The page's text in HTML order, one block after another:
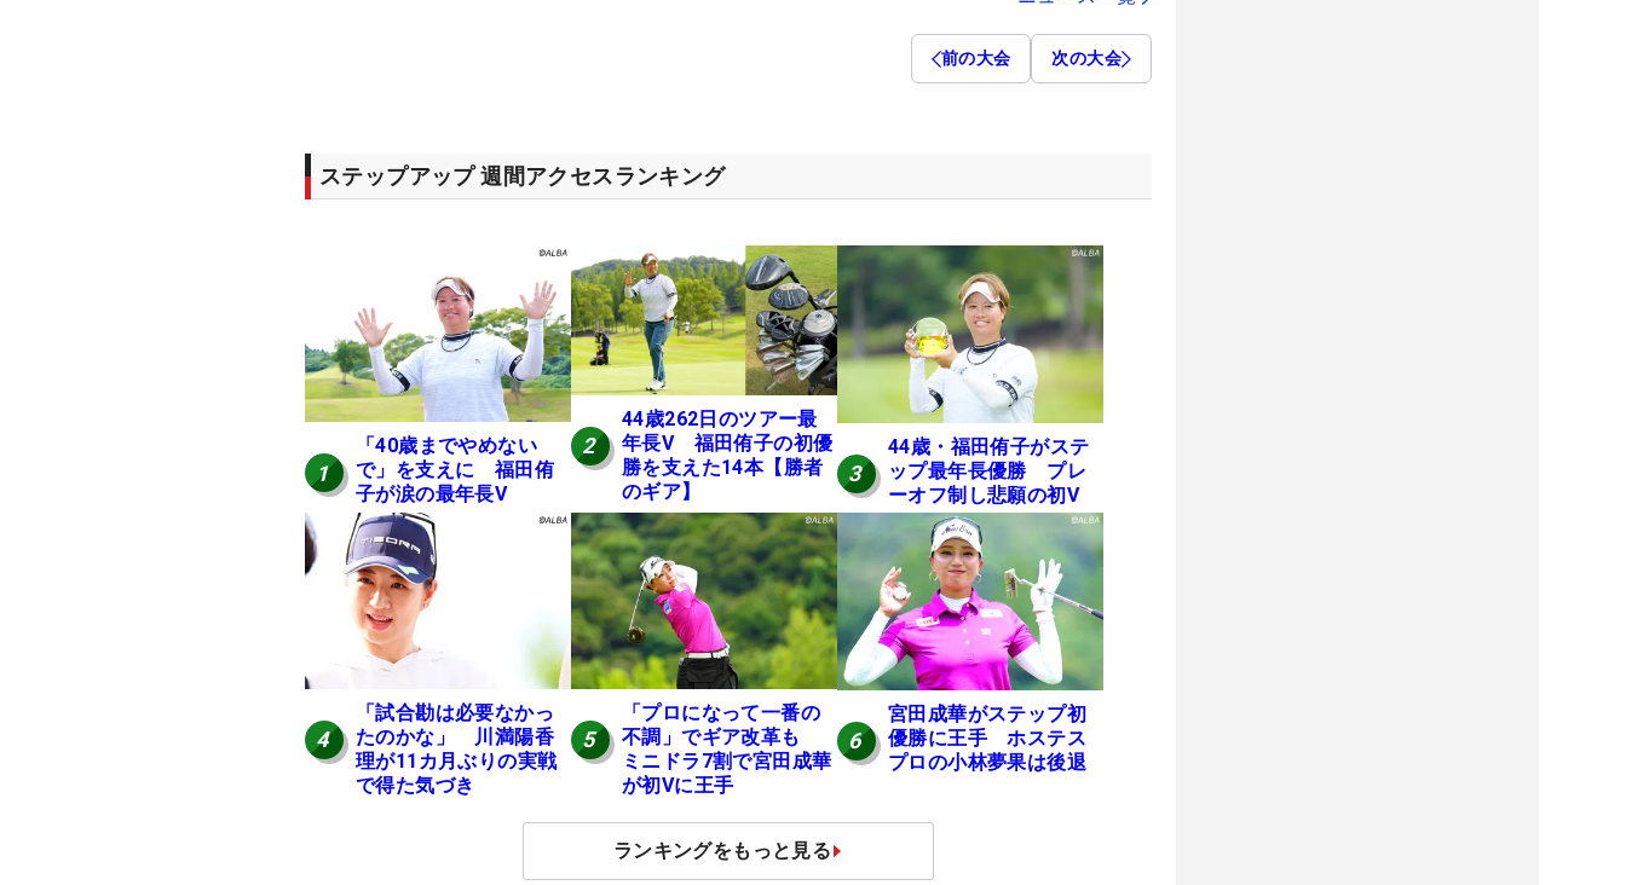
前の大会 次の大会
ステップアップ 週間アクセスランキング
1
「40歳までやめない
で」を支えに 福田侑
子が涙の最年長V
2
44歳262日のツアー最
年長V 福田侑子の初優
勝を支えた14本【勝者
のギア】
3
44歳・福田侑子がステ
ップ最年長優勝 プレ
ーオフ制し悲願の初V
4
「試合勘は必要なかっ
たのかな」 川満陽香
理が11カ月ぶりの実戦
で得た気づき
5
「プロになって一番の
不調」でギア改革も
ミニドラ7割で宮田成華
が初Vに王手
6
宮田成華がステップ初
優勝に王手 ホステス
プロの小林夢果は後退
ランキングをもっと見る